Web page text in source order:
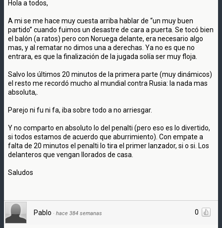
Hola a todos,
A mi se me hace muy cuesta arriba hablar de “un muy buen
partido” cuando fuimos un desastre de cara a puerta. Se tocó bien
el balón (a ratos) pero con Noruega delante, era necesario algo
mas, y al rematar no dimos una a derechas. Ya no es que no
entrara, es que la finalización de la jugada solía ser muy floja.
Salvo los últimos 20 minutos de la primera parte (muy dinámicos)
el resto me recordó mucho al mundial contra Rusia: la nada mas
absoluta,.
Parejo ni fu ni fa, iba sobre todo a no arriesgar.
Y no comparto en absoluto lo del penalti (pero eso es lo divertido,
si todos estamos de acuerdo que aburrimiento). Con empate a
falta de 20 minutos el penalti lo tira el primer lanzador, si o si. Los
delanteros que vengan llorados de casa.
Saludos
0
Pablo · hace 384 semanas